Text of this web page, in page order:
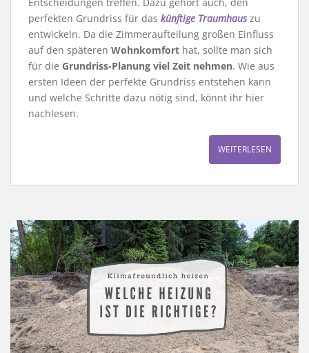
perfekten Grundriss für das künftige Traumhauszu
entwickeln. Da die Zimmeraufteilung großen Einfluss
auf den späteren Wohnkomfort hat, sollte man sich
für die Grundriss-Planung viel Zeit nehmen. Wie aus
ersten Ideen der perfekte Grundriss entstehen kann
und welche Schritte dazu nötig sind, könnt ihr hier
nachlesen.
WEITERLESEN